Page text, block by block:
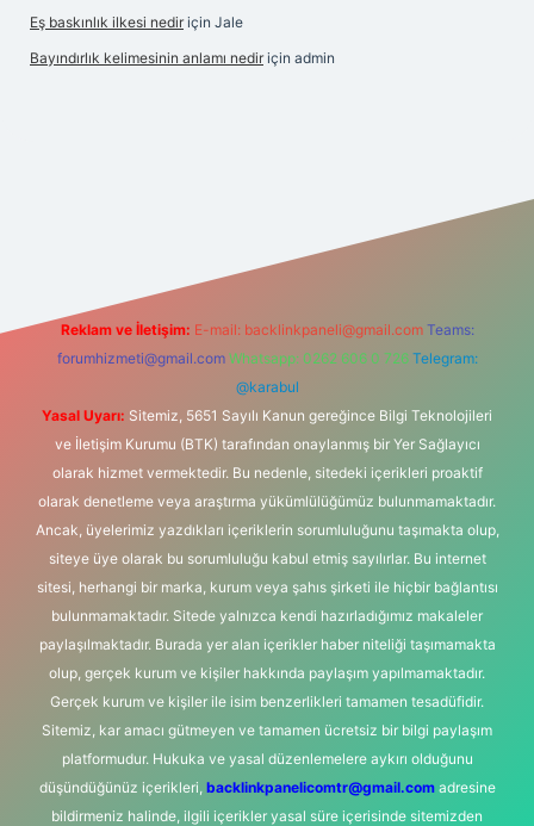
Eş baskınlık ilkesi nedir için Jale
Bayındırlık kelimesinin anlamı nedir için admin
Reklam ve İletişim: E-mail: backlinkpaneli@gmail.com Teams:
forumhizmeti@gmail.com Whatsapp: 0262 606 0 726 Telegram:
@karabul
Yasal Uyarı: Sitemiz, 5651 Sayılı Kanun gereğince Bilgi Teknolojileri
ve İletişim Kurumu (BTK) tarafından onaylanmış bir Yer Sağlayıcı
olarak hizmet vermektedir. Bu nedenle, sitedeki içerikleri proaktif
olarak denetleme veya araştırma yükümlülüğümüz bulunmamaktadır.
Ancak, üyelerimiz yazdıkları içeriklerin sorumluluğunu taşımakta olup,
siteye üye olarak bu sorumluluğu kabul etmiş sayılırlar. Bu internet
sitesi, herhangi bir marka, kurum veya şahıs şirketi ile hiçbir bağlantısı
bulunmamaktadır. Sitede yalnızca kendi hazırladığımız makaleler
paylaşılmaktadır. Burada yer alan içerikler haber niteliği taşımamakta
olup, gerçek kurum ve kişiler hakkında paylaşım yapılmamaktadır.
Gerçek kurum ve kişiler ile isim benzerlikleri tamamen tesadüfidir.
Sitemiz, kar amacı gütmeyen ve tamamen ücretsiz bir bilgi paylaşım
platformudur. Hukuka ve yasal düzenlemelere aykırı olduğunu
düşündüğünüz içerikleri, backlinkpanelicomtr@gmail.comadresine
bildirmeniz halinde, ilgili içerikler yasal süre içerisinde sitemizden